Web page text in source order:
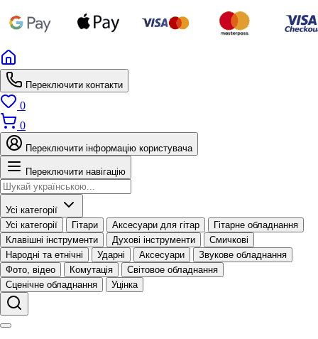
Переключити контакти
0
0
Переключити інформацію користувача
Переключити навігацію
Усі категорії
Усі категорії
Гітари Аксесуари для гітар
Гітарне обладнання
Клавішні інструменти
Духові інструменти
Смичкові
Народні та етнічні
Ударні Аксесуари
Звукове обладнання
Фото, відео
Комутація
Світовое обладнання
Сценічне обладнання
Уцінка